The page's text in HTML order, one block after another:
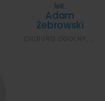
lek.
Adam
Żebrowski